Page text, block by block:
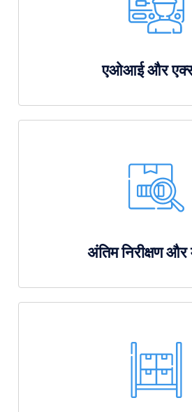
एओआई और
अंतिम निरीक्षण और